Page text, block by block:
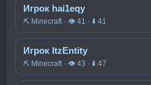
Игрок hai1eqy
⛏️ Minecraft · 👁 41 · ⬇ 41
Игрок ItzEntity
⛏️ Minecraft · 👁 43 · ⬇ 47